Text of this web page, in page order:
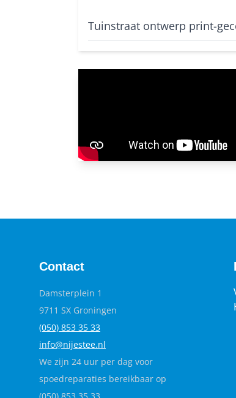
Tuinstraat ontwerp print-
Contact
Damsterplein 1
9711 SX Groningen
(050) 853 35 33
info@nijestee.nl
We zijn 24 uur per dag voor
spoedreparaties bereikbaar op